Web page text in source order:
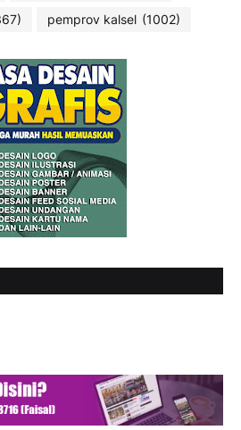
pemprov kalsel (1002)